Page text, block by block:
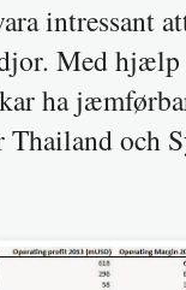
intressant
Med
ha
Thailand och